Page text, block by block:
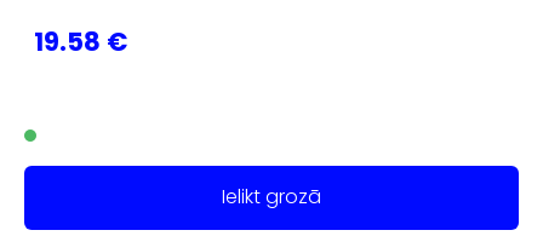
19.58 €
Ielikt grozā